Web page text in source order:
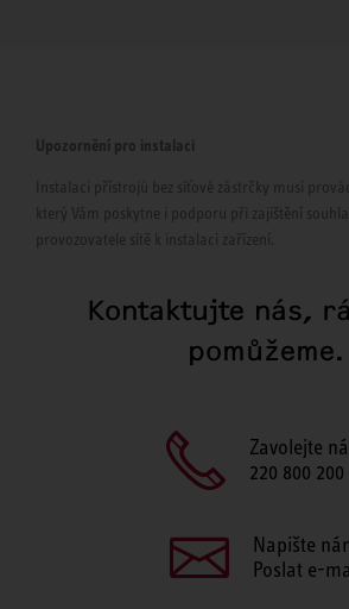
Upozornění pro instalaci
Instalaci přístrojů bez síťové zástrčky musí
který Vám poskytne i podporu při zajištění
provozovatele sítě k instalaci zařízení.
Kontaktujte nás,
pomůžeme.
Zavolejte
220 800 200
Napište
Poslat e-